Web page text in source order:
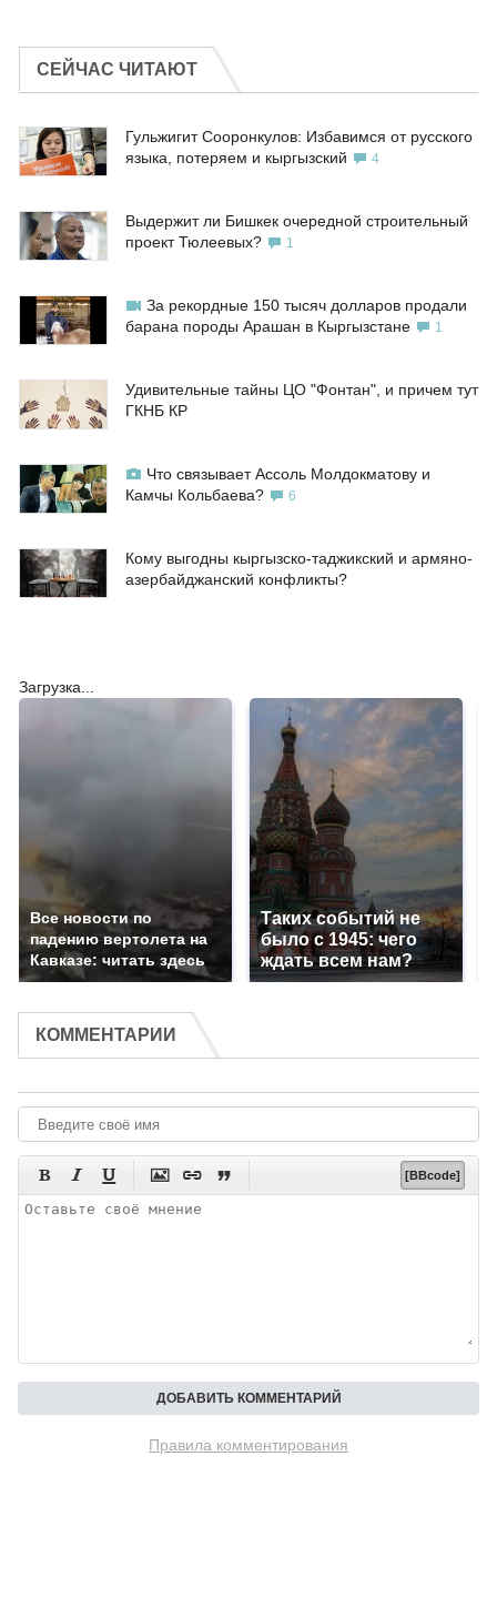
СЕЙЧАС ЧИТАЮТ
Гульжигит Сооронкулов: Избавимся от русского
языка, потеряем и кыргызский
4
Выдержит ли Бишкек очередной строительный
проект Тюлеевых?
1
За рекордные 150 тысяч долларов продали
барана породы Арашан в Кыргызстане
1
Удивительные тайны ЦО "Фонтан", и причем тут
ГКНБ КР
Что связывает Ассоль Молдокматову и
Камчы Кольбаева?
6
Кому выгодны кыргызско-таджикский и армяно-
азербайджанский конфликты?
Загрузка...
Все новости по
падению вертолета на
Кавказе: читать здесь
Таких событий не
было с 1945: чего
ждать всем нам?
КОММЕНТАРИИ
      [BBcode]
Правила комментирования